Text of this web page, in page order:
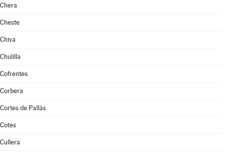
Chera
Cheste
Chiva
Chulilla
Cofrentes
Corbera
Cortes de Pallás
Cotes
Cullera